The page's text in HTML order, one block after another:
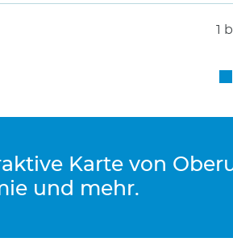
1
Karte von
und mehr.